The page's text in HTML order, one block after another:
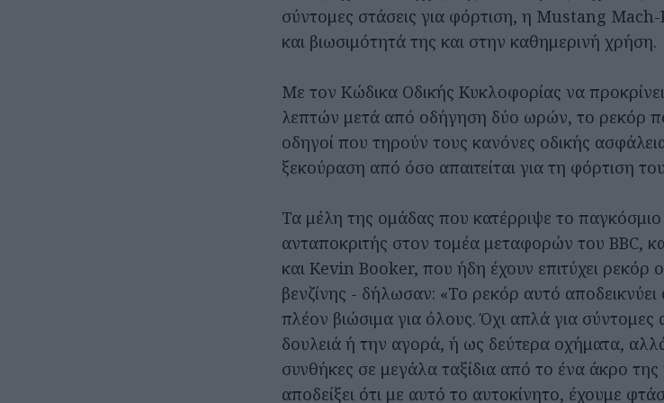
σύντομες στάσεις για φόρτιση, η Mustang Mach-
και βιωσιμότητά της και στην καθημερινή χρήση.
Με τον Κώδικα Οδικής Κυκλοφορίας να
λεπτών μετά από οδήγηση δύο ωρών, το ρεκόρ
οδηγοί που τηρούν τους κανόνες οδικής
ξεκούραση από όσο απαιτείται για τη φόρτιση
Τα μέλη της ομάδας που κατέρριψε το
ανταποκριτής στον τομέα μεταφορών του BBC,
και Kevin Booker, που ήδη έχουν επιτύχει ρεκόρ
βενζίνης - δήλωσαν: «Το ρεκόρ αυτό αποδεικνύει
πλέον βιώσιμα για όλους. Όχι απλά για σύντομες
δουλειά ή την αγορά, ή ως δεύτερα οχήματα,
συνθήκες σε μεγάλα ταξίδια από το ένα άκρο
αποδείξει ότι με αυτό το αυτοκίνητο, έχουμε